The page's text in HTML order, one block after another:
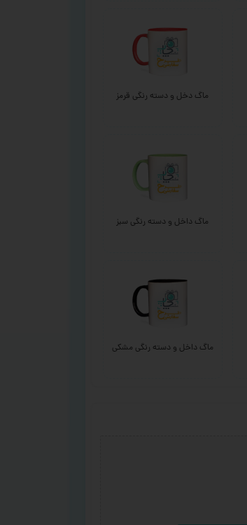
ماگ دخل و دسته رنگی قرمز
ماگ داخل و دسته رنگی سبز
ماگ داخل و دسته رنگی مشکی